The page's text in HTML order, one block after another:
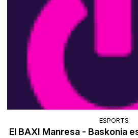
ESPORTS
El BAXI Manresa - Baskonia